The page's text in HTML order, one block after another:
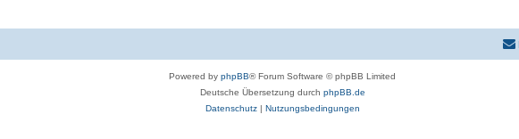
Powered by phpBB® Forum Software © phpBB Limited
Deutsche Übersetzung durch phpBB.de
Datenschutz| Nutzungsbedingungen